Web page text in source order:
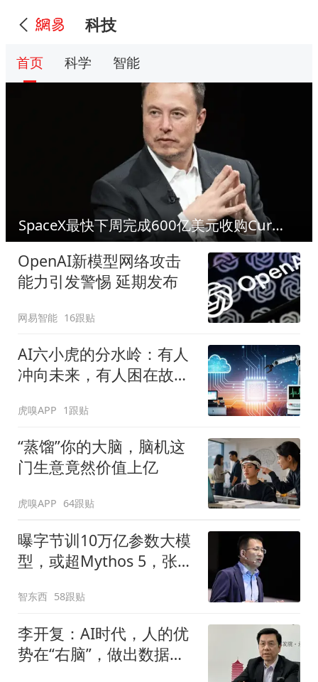
科技
首页 科学 智能
SpaceX最快下周完成600亿美元收购Cursor
OpenAI新模型网络攻击
能力引发警惕 延期发布
网易智能 16跟贴
AI六小虎的分水岭：有人
冲向未来，有人困在故事
虎嗅APP 1跟贴
“蒸馏”你的大脑，脑机这
门生意竟然价值上亿
虎嗅APP 64跟贴
曝字节训10万亿参数大模
型，或超Mythos 5，张一
智东西 58跟贴
李开复：AI时代，人的优
势在“右脑”，做出数据不